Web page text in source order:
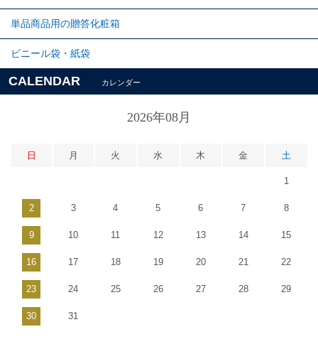
単品商品用の贈答化粧箱
ビニール袋・紙袋
CALENDAR カレンダー
2026年08月
日 月 火 水 木 金 土
1
2 3 4 5 6 7 8
9 10 11 12 13 14 15
16 17 18 19 20 21 22
23 24 25 26 27 28 29
30 31